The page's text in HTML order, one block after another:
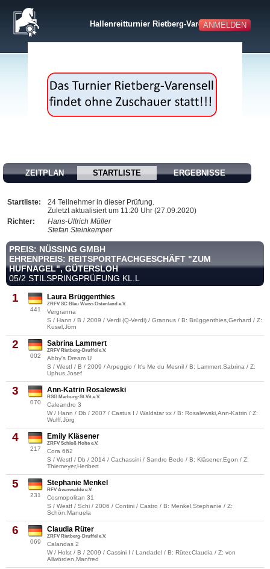
ANMELDEN
Hallenreitturnier Rietberg-Varensell
ZEITPLAN STARTLISTE ERGEBNISSE
Startliste:
24 Teilnehmer in dieser Prüfung.
Zuletzt aktualisiert um 11:20 Uhr (27.09.2020)
Richter:
Hans-Ullrich Müller
Stefan Steinkemper
PREIS: NÜSSING GMBH
EHRENPREIS: REITSPORTFACHGESCHÄFT "ZUM
HUFNAGEL", GÜTERSLOH
05/2 STILSPRINGPRÜFUNG KL.L
1
441
Laura Brüggenthies
ZRFV SC Blau Weiss Ostenland e.V.
Vergranna
S / Hann / B / 2009 / Verdi (Q-Verdi) / Grannus / B: Brüggenthies,Gerhard / Z:
Kusel,Jörn
2
002
Sabrina Lammert
ZRFV Rietberg-Druffel e.V.
Abby's Dream U
S / Westf / B / 2009 / Arpeggio / It's Me du Mesnil / B: Lammert,Sabrina / Z:
Uphus,Josef
3
070
Ann-Katrin Rosalewski
RSG Marburg-St.Vit.e.V.
Caleandro 3
W / Hann / Db / 2007 / Castus I / Waldstar xx / B: Rosalewski,Ann-Katrin / Z:
Wulff,Jörg
4
217
Emily Kläsener
ZRFV Schloß Holte e.V.
Cora 662
S / Westf / Db / 2014 / Cachassini / Sandro Bedo / B: Kläsener,Egon / Z:
Thiemeyer,Heribert
5
231
Stephanie Menkel
RFV Avenwedde e.V.
Cosmopolitan 31
S / Westf / Schi / 2006 / Contini / Castro / B: Menkel,Stephanie / Z:
Schön,Manuela
6
069
Claudia Rüter
ZRFV Rietberg-Druffel e.V.
Calandas 2
W / Holst / B / 2009 / Cassini I / Landadel / B: Rüter,Claudia / Z: von
Allwörden,Manfred